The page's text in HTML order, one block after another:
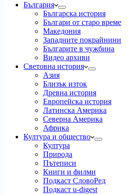
България
Българска история
Българи от старо време
Македония
Западните покрайнини
Българите в чужбина
Видео архиви
Световна история
Азия
Близък изток
Древна история
Европейска история
Латинска Америка
Северна Америка
Африка
Култура и общество
Култура
Природа
Пътеписи
Книги и филми
Подкаст СловоРед
Подкаст u-digest